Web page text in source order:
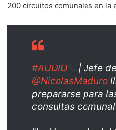
200 circuitos comunales en la
#AUDIO
| Jefe
@NicolasMaduro
prepararse para
consultas